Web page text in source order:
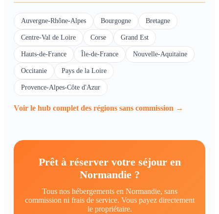
Auvergne-Rhône-Alpes Bourgogne Bretagne
Centre-Val de Loire Corse Grand Est
Hauts-de-France Île-de-France Nouvelle-Aquitaine
Occitanie Pays de la Loire
Provence-Alpes-Côte d'Azur
Voir le hub complet des régions sans commission →
Prêt à réserver votre séjour en
Normandie ?
Tous nos hébergements en Normandie, sans
commission ni frais de service. Vous payez directement
le propriétaire.